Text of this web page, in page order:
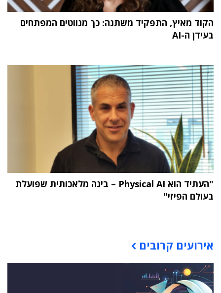
הקוד מאיץ, התפקיד משתנה: כך מנווטים המפתחים
בעידן ה-AI
"העתיד הוא Physical AI – בינה מלאכותית שפועלת
בעולם הפיזי"
אירועים קרובים